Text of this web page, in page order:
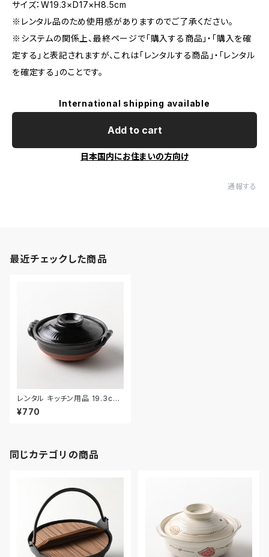
サイズ：W19.3×D17×H8.5cm
※レンタル品のため使用感がありますのでご了承ください。
※システムの関係上、最終ページで「購入する商品」・「購入を確
定する」と表記されますが、これは「レンタルする商品」・「レンタル
を確定する」のことです。
International shipping available
Add to cart
日本国内にお住まいの方向け
通報する
最近チェックした商品
レンタル キッチン用品 19.3cm
｜KIW029
¥770
同じカテゴリの商品